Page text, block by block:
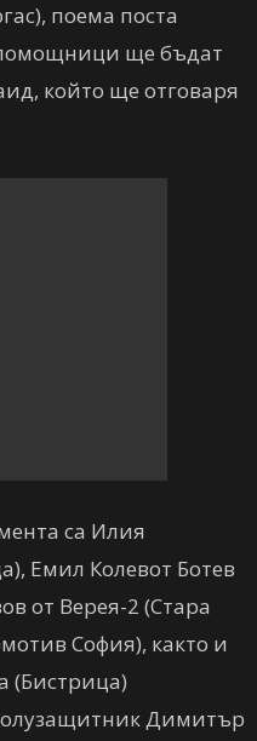
поема поста
ще бъдат
който ще отговаря
са Илия
Емил Колевот Ботев
от Верея-2 (Стара
София), както и
(Бистрица)
Димитър